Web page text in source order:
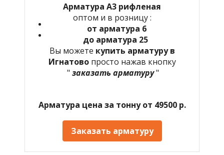
Арматура А3 рифленая
оптом и в розницу :
от арматура 6
до арматура 25
Вы можете купить арматуру в
Игнатово просто нажав кнопку
" заказать арматуру"
Арматура цена за тонну от 49500 р.
Заказать арматуру